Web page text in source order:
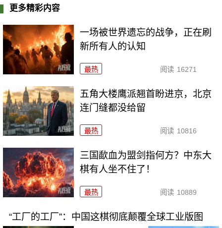
更多精彩内容
一场被世界遗忘的战争，正在刷
新所有人的认知
最热 阅读 16271
五角大楼鹰派翘首盼进京，北京
连门缝都没给留
最热 阅读 10816
三国歃血为盟剑指何方？中东大
棋有人坐不住了！
最热 阅读 10889
“工厂的工厂”：中国这棋彻底颠覆全球工业版图